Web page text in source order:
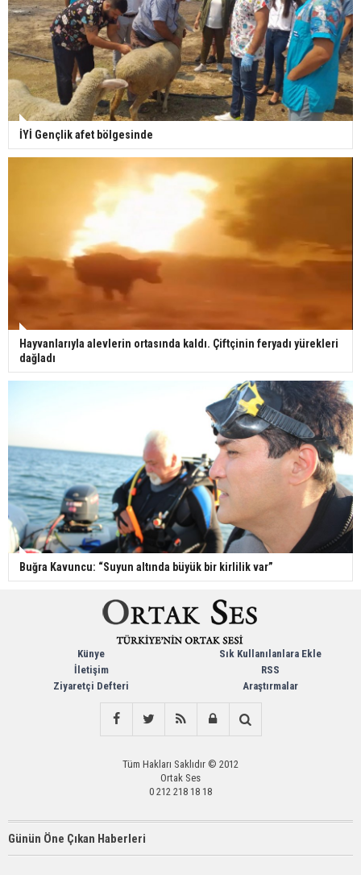
İYİ Gençlik afet bölgesinde
Hayvanlarıyla alevlerin ortasında kaldı. Çiftçinin feryadı yürekleri
dağladı
Buğra Kavuncu: “Suyun altında büyük bir kirlilik var”
Künye
İletişim
Ziyaretçi Defteri
Sık Kullanılanlara Ekle
RSS
Araştırmalar
Tüm Hakları Saklıdır © 2012
Ortak Ses
0 212 218 18 18
Günün Öne Çıkan Haberleri